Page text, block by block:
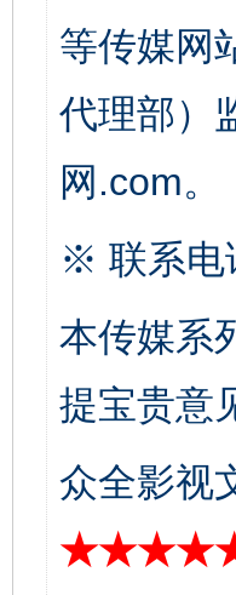
等传媒网
代理部）
网.com。
※ 联系电
本传媒系
提宝贵意
众全影视